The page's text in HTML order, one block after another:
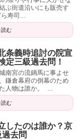
ぶ街道沿いにも販売す
寿司...
む
条義時追討の院宣
定三級過去問！
南宮の流鏑馬に事よせ
鎌倉幕府の倒幕のため
人物は誰か。 ...
む
したのは誰か？京
去問